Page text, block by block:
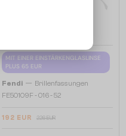
MIT EINER EINSTÄRKENGLASLINSE
PLUS 65 EUR
Fendi — Brillenfassungen
FE50109F - 016 - 52
192 EUR 226 EUR